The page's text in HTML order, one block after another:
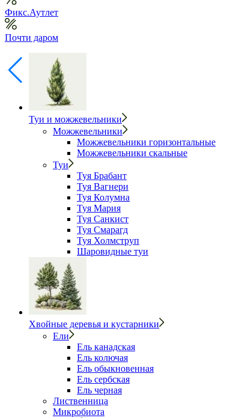
Фикс.Аутлет
Почти даром
Туи и можжевельники
Можжевельники
Можжевельники горизонтальные
Можжевельники скальные
Туи
Туя Брабант
Туя Вагнери
Туя Колумна
Туя Мария
Туя Санкист
Туя Смарагд
Туя Холмструп
Шаровидные туи
Хвойные деревья и кустарники
Ели
Ель канадская
Ель колючая
Ель обыкновенная
Ель сербская
Ель черная
Лиственница
Микробиота